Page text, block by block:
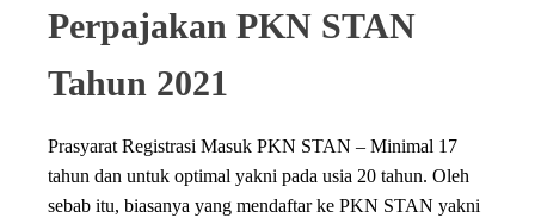
Perpajakan PKN STAN
Tahun 2021
Prasyarat Registrasi Masuk PKN STAN – Minimal 17
tahun dan untuk optimal yakni pada usia 20 tahun. Oleh
sebab itu, biasanya yang mendaftar ke PKN STAN yakni